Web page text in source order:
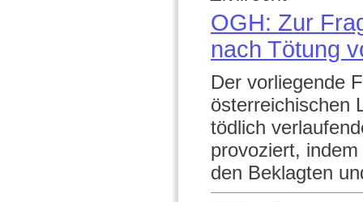
OGH: Zur
nach Tötung
Der vorliegende
österreichischen
tödlich
provoziert,
den Beklagten